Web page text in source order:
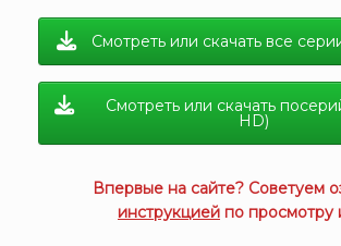
Смотреть или скачать все
Смотреть или скачать
HD)
Впервые на сайте? Советуем
инструкцией по просмотру